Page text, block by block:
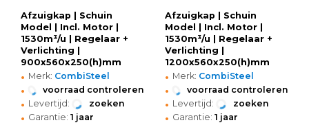
Afzuigkap | Schuin
Model | Incl. Motor |
1530m³/u | Regelaar +
Verlichting |
900x560x250(h)mm
• Merk: CombiSteel
• voorraad controleren
• Levertijd: zoeken
• Garantie: 1 jaar
Afzuigkap | Schuin
Model | Incl. Motor |
1530m³/u | Regelaar +
Verlichting |
1200x560x250(h)mm
• Merk: CombiSteel
• voorraad controleren
• Levertijd: zoeken
• Garantie: 1 jaar